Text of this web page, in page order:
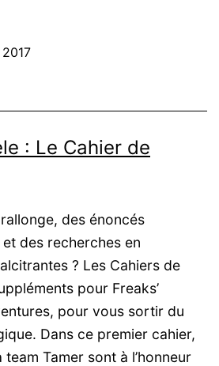
Le
semestre
: Le Cahier de
des énoncés
des recherches en
? Les Cahiers de
pour Freaks’
pour vous sortir du
Dans ce premier cahier,
Tamer sont à l’honneur